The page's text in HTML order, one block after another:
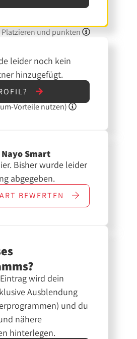
und punkten
leider noch kein
hinzugefügt.
Vorteile nutzen)
Smart
Bisher wurde leider
abgegeben.
BEWERTEN
wird dein
Ausblendung
und du
nähere
hinterlegen.